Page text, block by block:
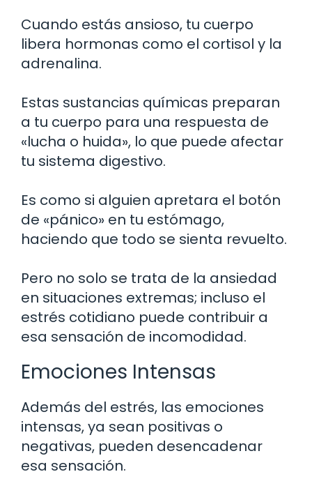
Cuando estás ansioso, tu cuerpo
libera hormonas como el cortisol y la
adrenalina.
Estas sustancias químicas preparan
a tu cuerpo para una respuesta de
«lucha o huida», lo que puede afectar
tu sistema digestivo.
Es como si alguien apretara el botón
de «pánico» en tu estómago,
haciendo que todo se sienta revuelto.
Pero no solo se trata de la ansiedad
en situaciones extremas; incluso el
estrés cotidiano puede contribuir a
esa sensación de incomodidad.
Emociones Intensas
Además del estrés, las emociones
intensas, ya sean positivas o
negativas, pueden desencadenar
esa sensación.